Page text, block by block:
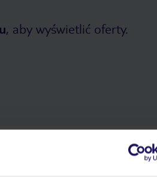
, aby wyświetlić oferty.